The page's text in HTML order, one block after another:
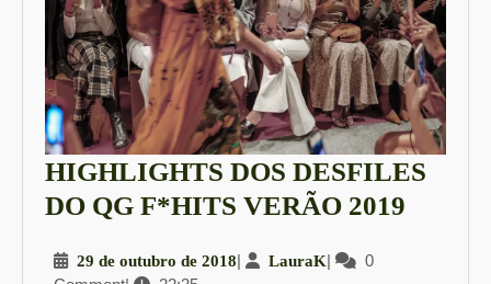
HIGHLIGHTS DOS DESFILES
DO QG F*HITS VERÃO 2019
29 de outubro de 201829
| LauraKLauraK
|
0